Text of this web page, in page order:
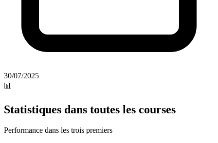
30/07/2025
📊
Statistiques dans toutes les courses
Performance dans les trois premiers